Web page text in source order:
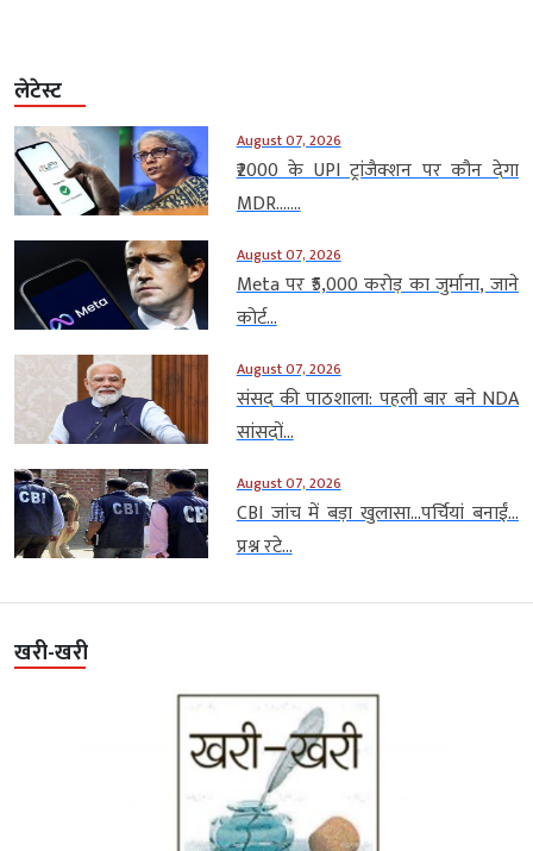
लेटेस्ट
August 07, 2026
₹2000 के UPI ट्रांजैक्शन पर कौन देगा
MDR…....
August 07, 2026
Meta पर ₹5,000 करोड़ का जुर्माना, जाने
कोर्ट...
August 07, 2026
संसद की पाठशाला: पहली बार बने NDA
सांसदों...
August 07, 2026
CBI जांच में बड़ा खुलासा…पर्चियां बनाईं…
प्रश्न रटे...
खरी-खरी